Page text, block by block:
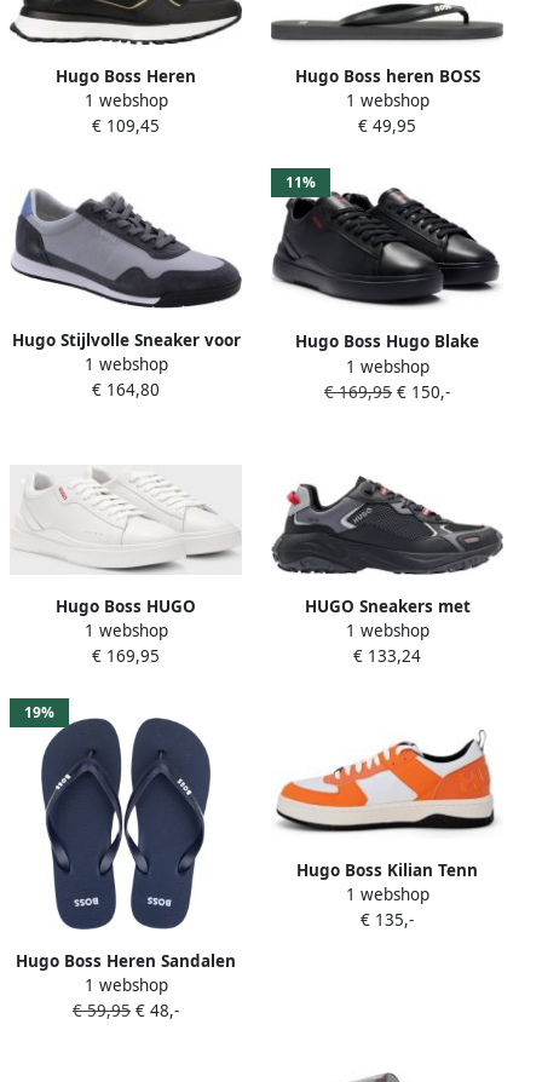
Hugo Boss Heren
Hardloopschoenen Jonah
Blauw Black Heren
1 webshop
€ 109,45
Hugo Boss heren BOSS
teenslippers small logo
zwart
1 webshop
€ 49,95
Hugo Stijlvolle Sneaker voor
nen en
1 webshop
€ 164,80
11%
Hugo Boss Hugo Blake
Sneakers Zwart Man
1 webshop
€ 169,95 € 150,-
Hugo Boss HUGO
50499253_100_36 Vrouw
Volwassene Modieuze
Monochromatisch
Vetersluiting
1 webshop
€ 169,95
HUGO Sneakers met
contrastgarnering model
'pume'
1 webshop
€ 133,24
19%
Hugo Boss Heren Sandalen
Tracy Blue Heren
1 webshop
€ 59,95 € 48,-
Hugo Boss Kilian Tenn
sneaker van imitatieleer
met mesh details
1 webshop
€ 135,-